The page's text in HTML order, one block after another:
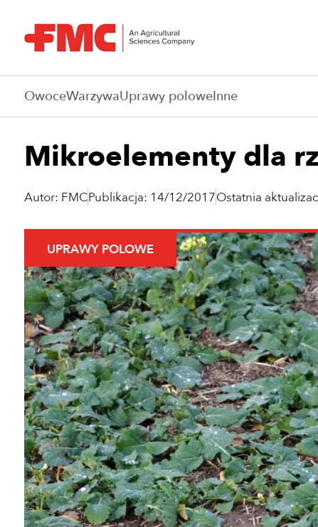
OwoceWarzywaUprawy poloweInne
Mikroelementy dla
Autor: FMCPublikacja: 14/12/2017Ostatnia
UPRAWY POLOWE